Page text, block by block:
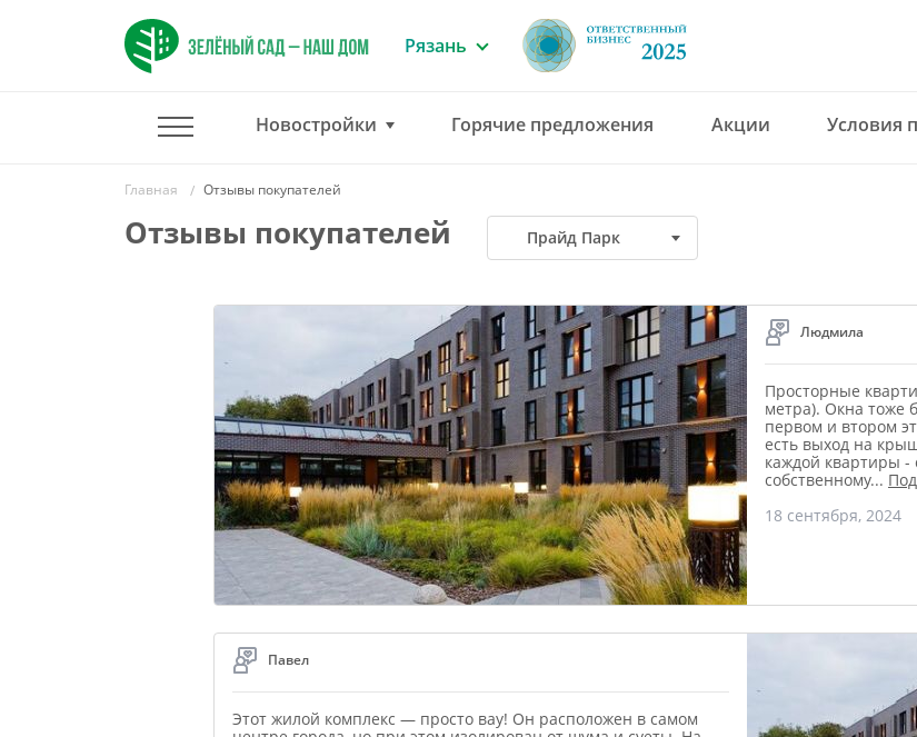
Рязань
Новостройки Горячие предложения Акции Условия
Главная Отзывы покупателей
Отзывы покупателей Прайд Парк
Людмила
Просторные
метра). Окна тоже
первом и втором
есть выход на
каждой квартиры -
собственному...
18 сентября, 2024
Павел
Этот жилой комплекс — просто вау! Он расположен в самом